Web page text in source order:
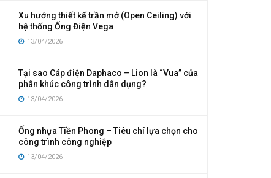
Xu hướng thiết kế trần mở (Open Ceiling) với
hệ thống Ống Điện Vega
13/04/2026
Tại sao Cáp điện Daphaco – Lion là “Vua” của
phân khúc công trình dân dụng?
13/04/2026
Ống nhựa Tiền Phong – Tiêu chí lựa chọn cho
công trình công nghiệp
13/04/2026